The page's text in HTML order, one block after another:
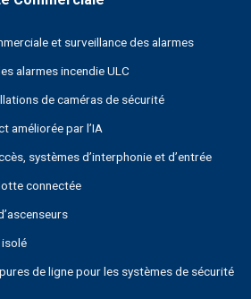
et surveillance des alarmes
alarmes incendie ULC
de caméras de sécurité
améliorée par l’IA
systèmes d’interphonie et d’entrée
connectée
de ligne pour les systèmes de sécurité